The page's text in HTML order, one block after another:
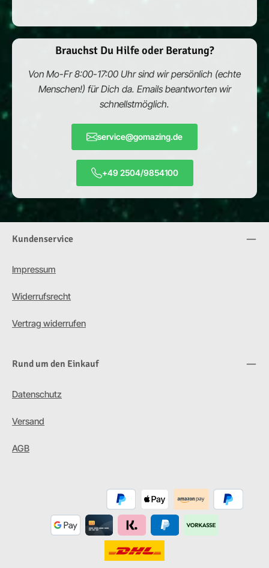
Brauchst Du Hilfe oder Beratung?
Von Mo-Fr 8:00-17:00 Uhr sind wir persönlich (echte
Menschen!) für Dich da. Emails beantworten wir
schnellstmöglich.
service@gomazing.de
+49 2504/9854100
Kundenservice
Impressum
Widerrufsrecht
Vertrag widerrufen
Rund um den Einkauf
Datenschutz
Versand
AGB